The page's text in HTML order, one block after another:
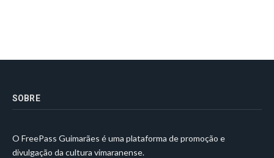
SOBRE
O FreePass Guimarães é uma plataforma de promoção e
divulgação da cultura vimaranense.